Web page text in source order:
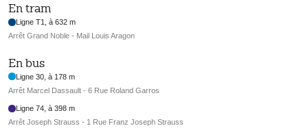
En tram
Ligne T1, à 632 m
Arrêt Grand Noble - Mail Louis Aragon
En bus
Ligne 30, à 178 m
Arrêt Marcel Dassault - 6 Rue Roland Garros
Ligne 74, à 398 m
Arrêt Joseph Strauss - 1 Rue Franz Joseph Strauss